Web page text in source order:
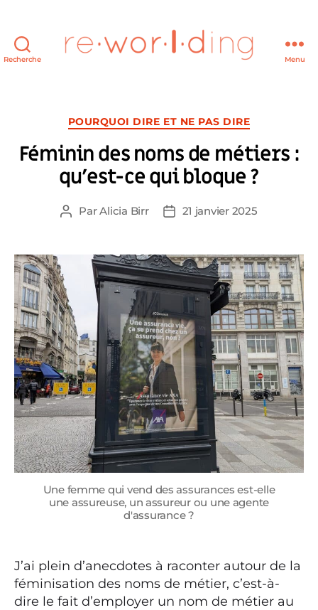
Recherche Menu
Catégories
POURQUOI DIRE ET NE PAS DIRE
Féminin des noms de métiers :
qu’est-ce qui bloque ?
Auteur
ParAlicia Birr
Date21 janvier 2025
Une femme qui vend des assurances est-elle
une assureuse, un assureur ou une agente
d'assurance ?
J’ai plein d’anecdotes à raconter autour de la
féminisation des noms de métier, c’est-à-
dire le fait d’employer un nom de métier au